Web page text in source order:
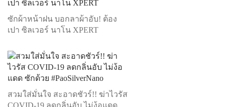
ซักผ้าหน้าฝน บอกลาผ้าอับ! ต้อง
เปา ซิลเวอร์ นาโน XPERT
สวมใส่มั่นใจ สะอาดชัวร์!! ฆ่าไวรัส
COVID-19 ลดกลิ่นอับ ไม่ง้อแดด